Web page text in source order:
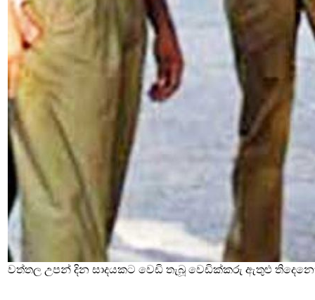
වත්තල උපන් දින සාදයකට වෙඩි තැබූ වෙඩික්කරු ඇතුළු